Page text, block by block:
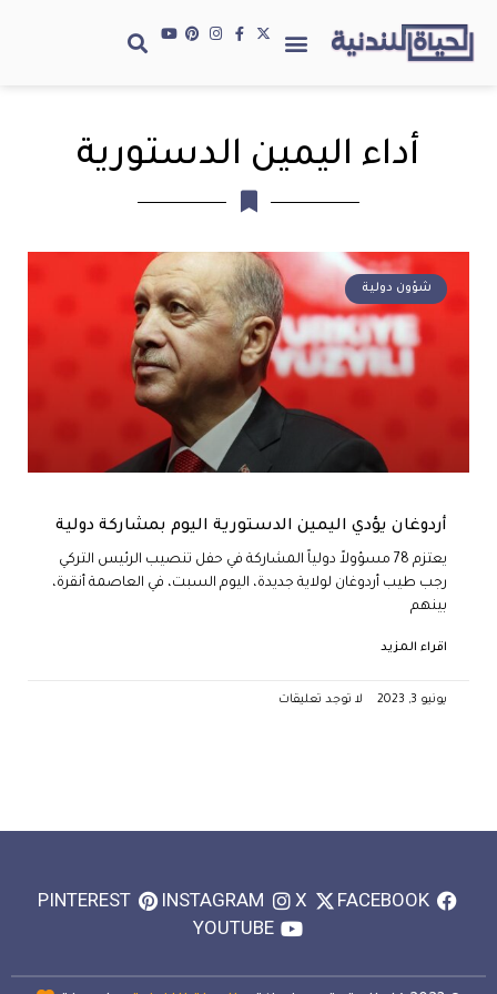
أداء اليمين الدستورية
شؤون دولية
أردوغان يؤدي اليمين الدستورية اليوم بمشاركة دولية
يعتزم 78 مسؤولاً دولياً المشاركة في حفل تنصيب الرئيس التركي
رجب طيب أردوغان لولاية جديدة، اليوم السبت، في العاصمة أنقرة،
بينهم
اقراء المزيد
يونيو 3, 2023 لا توجد تعليقات
FACEBOOK
X
INSTAGRAM
PINTEREST
YOUTUBE